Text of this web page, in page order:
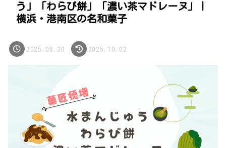
う」「わらび餅」「濃い茶マドレーヌ」｜
横浜・港南区の名和菓子
2025.08.30 2025.10.02